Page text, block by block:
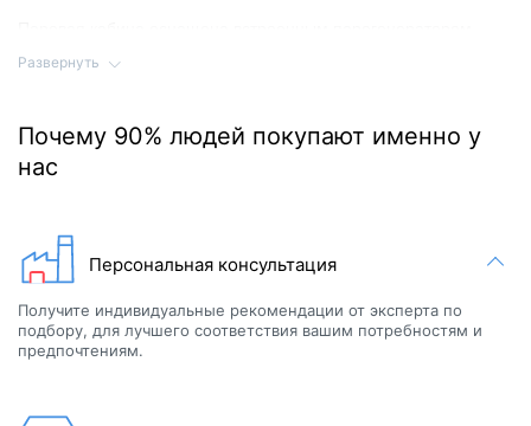
смесителем и табуретом.
У сауны: прозрачное стекло спереди и с боковой наружной
стороны
Сборка профилей кабины осуществляется без винтов.
Профили соединяются между собой защелкиваясь. Плавная
предоставляют не только визуальное преимущество, но и
удобный доступ при уборке кабины. Прочная конструкция,
стойкая к деформациям под воздействием тепла и холода.
одна из двух электрических печей:
Развернуть
Почему 90% людей покупают именно у
нас
Персональная консультация
Получите индивидуальные рекомендации от эксперта по
подбору, для лучшего соответствия вашим потребностям и
предпочтениям.